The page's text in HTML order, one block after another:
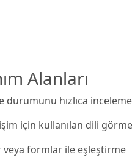
Alanları
durumunu hızlıca inceleme
için kullanılan dili görme
veya formlar ile eşleştirme